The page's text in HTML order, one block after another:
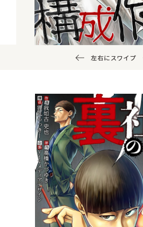
左右にスワイプ